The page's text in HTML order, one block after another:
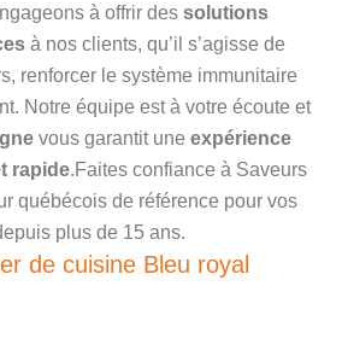
à offrir des solutions
à nos clients, qu’il s’agisse de
renforcer le système immunitaire
Notre équipe est à votre écoute et
vous garantit une expérience
rapide.Faites confiance à Saveurs
québécois de référence pour vos
plus de 15 ans.
de cuisine Bleu royal